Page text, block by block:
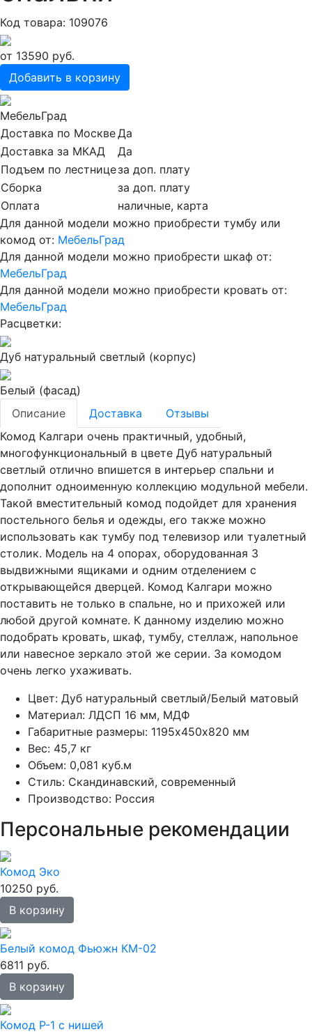
Код товара: 109076
от 13590 руб.
Добавить в корзину
МебельГрад
Доставка по МосквеДа
Доставка за МКАД
Да
Подъем по лестницеза доп. плату
Сборка
за доп. плату
Оплата
наличные, карта
Для данной модели можно приобрести тумбу или
комод от: МебельГрад
Для данной модели можно приобрести шкаф от:
МебельГрад
Для данной модели можно приобрести кровать от:
МебельГрад
Расцветки:
Дуб натуральный светлый (корпус)
Белый (фасад)
Описание
Доставка
Отзывы
Комод Калгари очень практичный, удобный,
многофункциональный в цвете Дуб натуральный
светлый отлично впишется в интерьер спальни и
дополнит одноименную коллекцию модульной мебели.
Такой вместительный комод подойдет для хранения
постельного белья и одежды, его также можно
использовать как тумбу под телевизор или туалетный
столик. Модель на 4 опорах, оборудованная 3
выдвижными ящиками и одним отделением с
открывающейся дверцей. Комод Калгари можно
поставить не только в спальне, но и прихожей или
любой другой комнате. К данному изделию можно
подобрать кровать, шкаф, тумбу, стеллаж, напольное
или навесное зеркало этой же серии. За комодом
очень легко ухаживать.
Цвет: Дуб натуральный светлый/Белый матовый
Материал: ЛДСП 16 мм, МДФ
Габаритные размеры: 1195х450х820 мм
Вес: 45,7 кг
Объем: 0,081 куб.м
Стиль: Скандинавский, современный
Производство: Россия
Персональные рекомендации
Комод Эко
10250 руб.
В корзину
Белый комод Фьюжн КМ-02
6811 руб.
В корзину
Комод Р-1 с нишей